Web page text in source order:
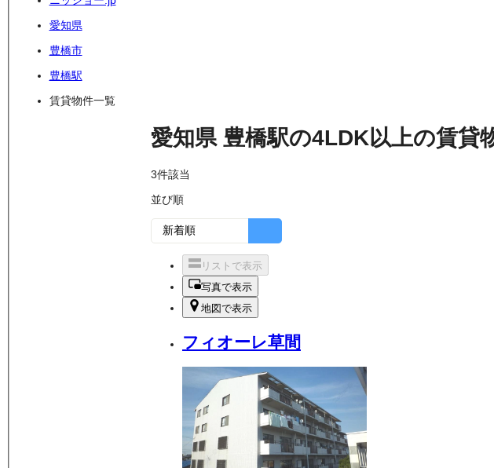
愛知県
豊橋市
豊橋駅
賃貸物件一覧
愛知県 豊橋駅の4LDK以上の賃貸
3件該当
並び順
リストで表示
写真で表示
地図で表示
フィオーレ草間